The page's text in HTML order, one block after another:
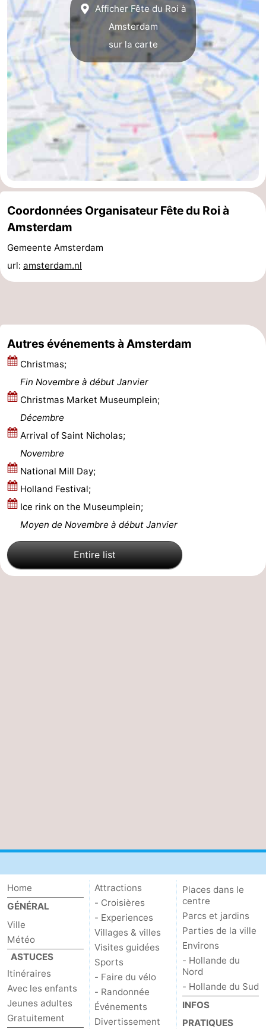
Astuces
pour
les
touristes
Adresses
Médicales
Météo
Contact
Us
Afficher Fête du Roi à
Amsterdam
sur la carte
Coordonnées Organisateur Fête du Roi à
Amsterdam
Gemeente Amsterdam
url: amsterdam.nl
Autres événements à Amsterdam
Christmas;
Fin Novembre à début Janvier
Christmas Market Museumplein;
Décembre
Arrival of Saint Nicholas;
Novembre
National Mill Day;
Holland Festival;
Ice rink on the Museumplein;
Moyen de Novembre à début Janvier
Entire list
Home
GÉNÉRAL
Ville
Météo
ASTUCES
Itinéraires
Avec les enfants
Jeunes adultes
Gratuitement
Attractions
- Croisières
- Experiences
Villages & villes
Visites guidées
Sports
- Faire du vélo
- Randonnée
Événements
Divertissement
Places dans le
centre
Parcs et jardins
Parties de la ville
Environs
- Hollande du
Nord
- Hollande du Sud
INFOS
PRATIQUES